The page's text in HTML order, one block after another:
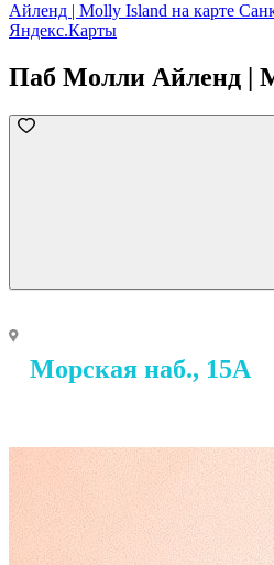
Айленд | Molly Island на карте
Яндекс.Карты
Паб Молли Айленд |
Морская наб., 15А